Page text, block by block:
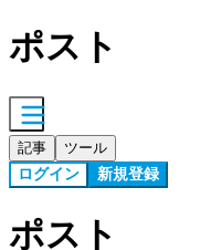
ポスト
記事 ツール
ログイン 新規登録
ポスト